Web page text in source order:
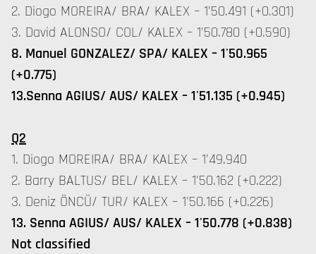
2. Diogo MOREIRA/ BRA/ KALEX – 1'50.491 (+0.301)
3. David ALONSO/ COL/ KALEX – 1'50.780 (+0.590)
8. Manuel GONZALEZ/ SPA/ KALEX – 1'50.965
(+0.775)
13.Senna AGIUS/ AUS/ KALEX – 1'51.135 (+0.945)
Q2
1. Diogo MOREIRA/ BRA/ KALEX – 1'49.940
2. Barry BALTUS/ BEL/ KALEX – 1'50.162 (+0.222)
3. Deniz ÖNCÜ/ TUR/ KALEX – 1'50.166 (+0.226)
13. Senna AGIUS/ AUS/ KALEX – 1'50.778 (+0.838)
Not classified